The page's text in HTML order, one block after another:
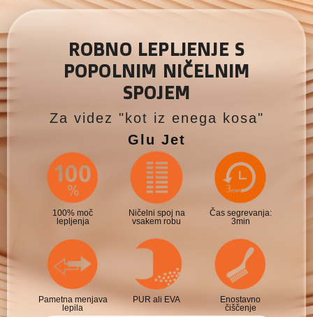
ROBNO LEPLJENJE S
POPOLNIM NIČELNIM
SPOJEM
Za videz "kot iz enega kosa"
Glu Jet
100% moč
lepljenja
Ničelni spoj na
vsakem robu
Čas segrevanja:
3min
Pametna menjava
lepila
PUR ali EVA
Enostavno
čiščenje